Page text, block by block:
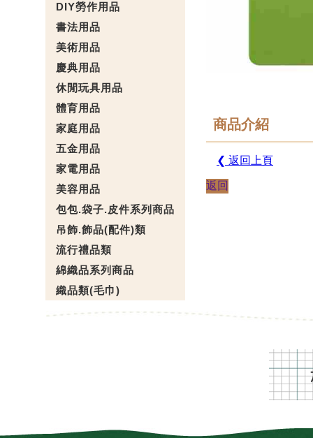
DIY勞作用品
書法用品
美術用品
慶典用品
休閒玩具用品
體育用品
家庭用品
五金用品
家電用品
美容用品
包包.袋子.皮件系列商品
吊飾.飾品(配件)類
流行禮品類
綿織品系列商品
織品類(毛巾)
商品介紹
❮ 返回上頁
返回